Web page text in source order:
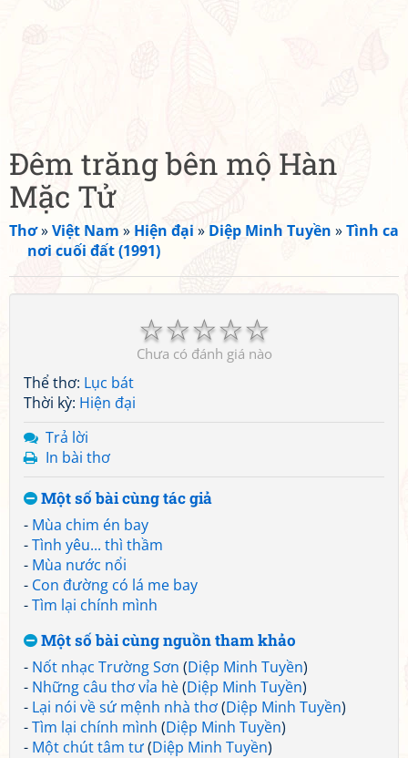
Đêm trăng bên mộ Hàn
Mặc Tử
Thơ»Việt Nam » Hiện đại » Diệp Minh Tuyền »Tình ca
nơi cuối đất (1991)
☆
☆
☆
☆
☆
Chưa có đánh giá nào
Thể thơ: Lục bát
Thời kỳ: Hiện đại
Trả lời
In bài thơ
Một số bài cùng tác giả
- Mùa chim én bay
-Tình yêu... thì thầm
- Mùa nước nổi
- Con đường có lá me bay
-Tìm lại chính mình
Một số bài cùng nguồn tham khảo
- Nốt nhạc Trường Sơn (Diệp Minh Tuyền)
- Những câu thơ vỉa hè(Diệp Minh Tuyền)
- Lại nói về sứ mệnh nhà thơ(Diệp Minh Tuyền)
-Tìm lại chính mình (Diệp Minh Tuyền)
- Một chút tâm tư(Diệp Minh Tuyền)